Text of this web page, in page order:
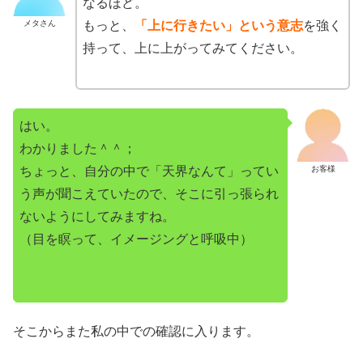
メタさん
なるほど。
もっと、
「上に行きたい」という意志を強く
持って、上に上がってみてください。
お客様
はい。
わかりました＾＾；
ちょっと、自分の中で「天界なんて」ってい
う声が聞こえていたので、そこに引っ張られ
ないようにしてみますね。
（目を瞑って、イメージングと呼吸中）
そこからまた私の中での確認に入ります。